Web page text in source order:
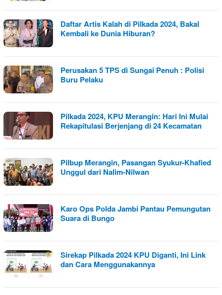
Daftar Artis Kalah di Pilkada 2024, Bakal
Kembali ke Dunia Hiburan?
Perusakan 5 TPS di Sungai Penuh : Polisi
Buru Pelaku
Pilkada 2024, KPU Merangin: Hari Ini Mulai
Rekapitulasi Berjenjang di 24 Kecamatan
Pilbup Merangin, Pasangan Syukur-Khafied
Unggul dari Nalim-Nilwan
Karo Ops Polda Jambi Pantau Pemungutan
Suara di Bungo
Sirekap Pilkada 2024 KPU Diganti, Ini Link
dan Cara Menggunakannya